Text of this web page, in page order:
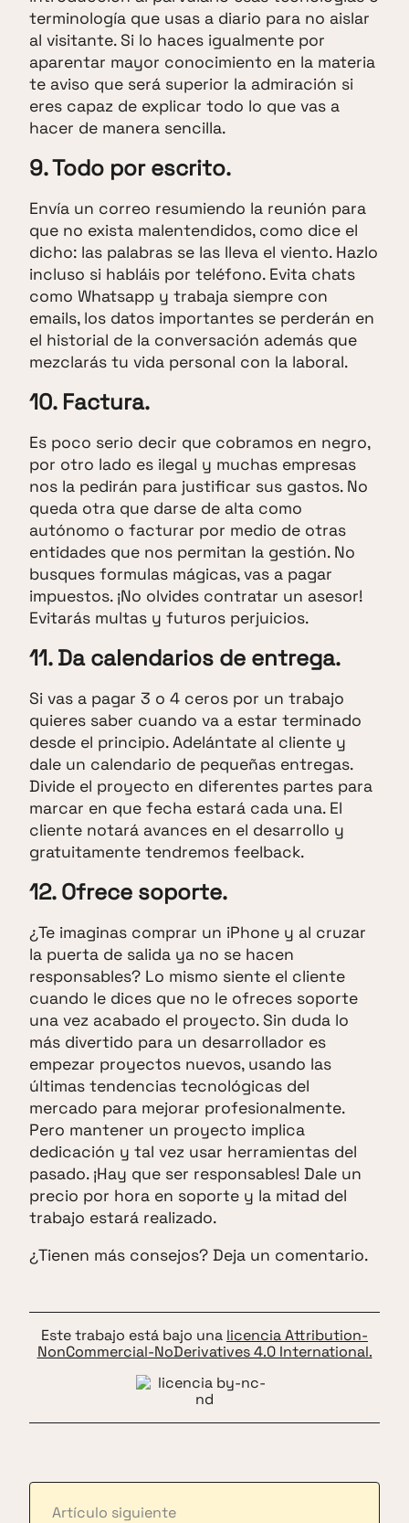
terminología que usas a diario para no aislar
al visitante. Si lo haces igualmente por
aparentar mayor conocimiento en la materia
te aviso que será superior la admiración si
eres capaz de explicar todo lo que vas a
hacer de manera sencilla.
9. Todo por escrito.
Envía un correo resumiendo la reunión para
que no exista malentendidos, como dice el
dicho: las palabras se las lleva el viento. Hazlo
incluso si habláis por teléfono. Evita chats
como Whatsapp y trabaja siempre con
emails, los datos importantes se perderán en
el historial de la conversación además que
mezclarás tu vida personal con la laboral.
10. Factura.
Es poco serio decir que cobramos en negro,
por otro lado es ilegal y muchas empresas
nos la pedirán para justificar sus gastos. No
queda otra que darse de alta como
autónomo o facturar por medio de otras
entidades que nos permitan la gestión. No
busques formulas mágicas, vas a pagar
impuestos. ¡No olvides contratar un asesor!
Evitarás multas y futuros perjuicios.
11. Da calendarios de entrega.
Si vas a pagar 3 o 4 ceros por un trabajo
quieres saber cuando va a estar terminado
desde el principio. Adelántate al cliente y
dale un calendario de pequeñas entregas.
Divide el proyecto en diferentes partes para
marcar en que fecha estará cada una. El
cliente notará avances en el desarrollo y
gratuitamente tendremos feelback.
12. Ofrece soporte.
¿Te imaginas comprar un iPhone y al cruzar
la puerta de salida ya no se hacen
responsables? Lo mismo siente el cliente
cuando le dices que no le ofreces soporte
una vez acabado el proyecto. Sin duda lo
más divertido para un desarrollador es
empezar proyectos nuevos, usando las
últimas tendencias tecnológicas del
mercado para mejorar profesionalmente.
Pero mantener un proyecto implica
dedicación y tal vez usar herramientas del
pasado. ¡Hay que ser responsables! Dale un
precio por hora en soporte y la mitad del
trabajo estará realizado.
¿Tienen más consejos? Deja un comentario.
Este trabajo está bajo una licencia Attribution-
NonCommercial-NoDerivatives 4.0 International.
Artículo siguiente